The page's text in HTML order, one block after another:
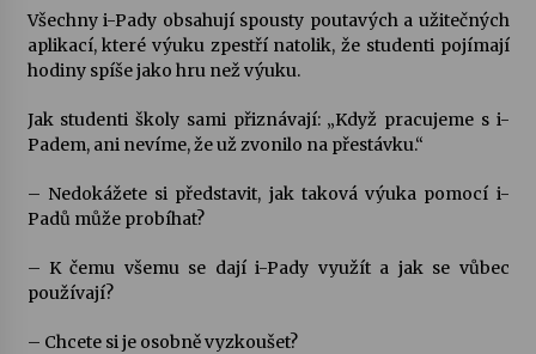
Letní koncerty ve Stromovce: Rufus Miller
Vysočinka
17. 7. 2026
Všechny i-Pady obsahují spousty poutavých a užitečných
aplikací, které výuku zpestří natolik, že studenti pojímají
hodiny spíše jako hru než výuku.
Jak studenti školy sami přiznávají: „Když pracujeme s i-
Padem, ani nevíme, že už zvonilo na přestávku.“
– Nedokážete si představit, jak taková výuka pomocí i-
Padů může probíhat?
– K čemu všemu se dají i-Pady využít a jak se vůbec
používají?
– Chcete si je osobně vyzkoušet?